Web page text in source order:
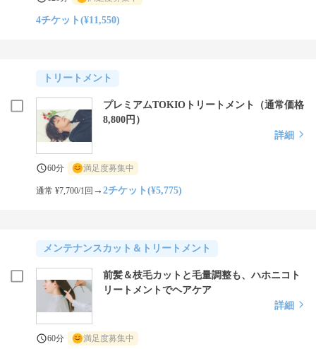
4チケット(¥11,550)
トリートメント
プレミアムTOKIOトリートメント（通常価格
8,800円）
詳細
60分 満足度募集中
通常 ¥7,700/1回 →2チケット(¥5,775)
メンテナンスカット＆トリートメント
前髪＆枝毛カットと毛量調整も、ハホニコト
リートメントでヘアケア
詳細
60分 満足度募集中